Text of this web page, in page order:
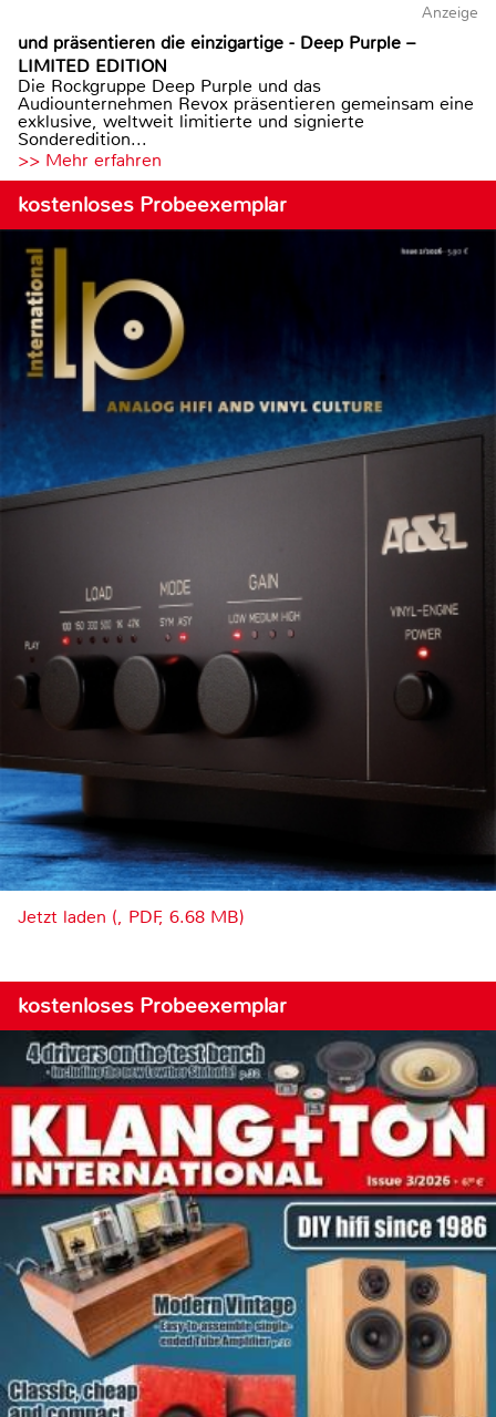
Anzeige
und präsentieren die einzigartige - Deep Purple –
LIMITED EDITION
Die Rockgruppe Deep Purple und das
Audiounternehmen Revox präsentieren gemeinsam eine
exklusive, weltweit limitierte und signierte
Sonderedition...
>> Mehr erfahren
kostenloses Probeexemplar
Jetzt laden (, PDF, 6.68 MB)
kostenloses Probeexemplar